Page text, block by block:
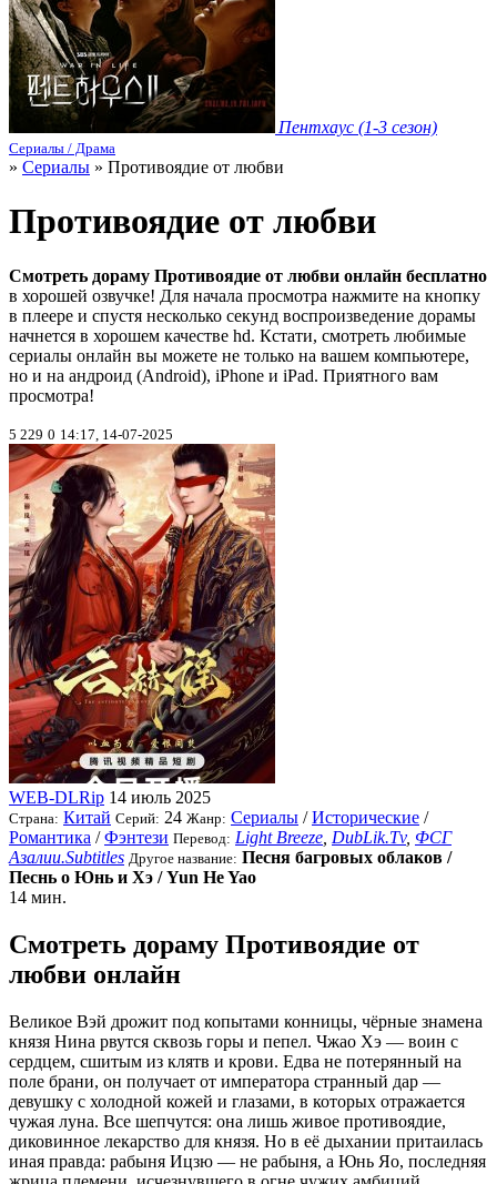
Пентхаус (1-3 сезон)
Сериалы / Драма
» Сериалы » Противоядие от любви
Противоядие от любви
Смотреть дораму Противоядие от любви онлайн бесплатно
в хорошей озвучке! Для начала просмотра нажмите на кнопку
в плеере и спустя несколько секунд воспроизведение дорамы
начнется в хорошем качестве hd. Кстати, смотреть любимые
сериалы онлайн вы можете не только на вашем компьютере,
но и на андроид (Android), iPhone и iPad. Приятного вам
просмотра!
5 229 0 14:17, 14-07-2025
WEB-DLRip 14 июль 2025
Страна: Китай Серий: 24 Жанр: Сериалы /Исторические /
Романтика /Фэнтези Перевод: Light Breeze DubLik.Tv, ФСГ
Азалии.Subtitles Другое название: Песня багровых облаков /
Песнь о Юнь и Хэ / Yun He Yao
14 мин.
Смотреть дораму Противоядие от
любви онлайн
Великое Вэй дрожит под копытами конницы, чёрные знамена
князя Нина рвутся сквозь горы и пепел. Чжао Хэ — воин с
сердцем, сшитым из клятв и крови. Едва не потерянный на
поле брани, он получает от императора странный дар —
девушку с холодной кожей и глазами, в которых отражается
чужая луна. Все шепчутся: она лишь живое противоядие,
диковинное лекарство для князя. Но в её дыхании притаилась
иная правда: рабыня Ицзю — не рабыня, а Юнь Яо, последняя